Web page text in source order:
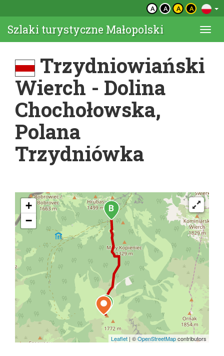
A A A A
Szlaki turystyczne Małopolski
Trzydniowiański
Wierch - Dolina
Chochołowska,
Polana
Trzydniówka
+
−
Leaflet | ©OpenStreetMapcontributors